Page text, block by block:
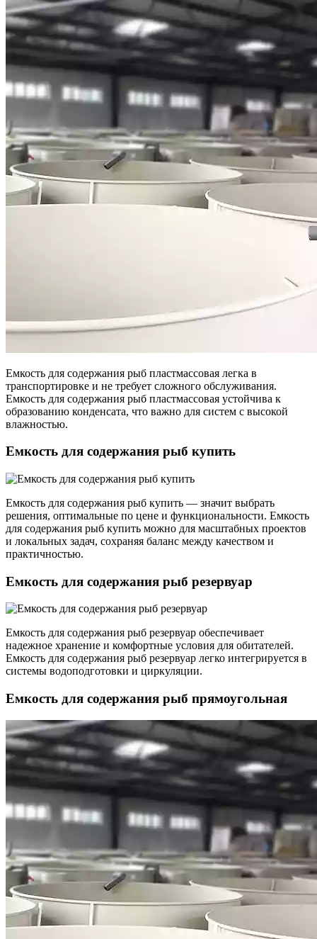
Емкость для содержания рыб пластмассовая легка в
транспортировке и не требует сложного обслуживания.
Емкость для содержания рыб пластмассовая устойчива к
образованию конденсата, что важно для систем с высокой
влажностью.
Емкость для содержания рыб купить
Емкость для содержания рыб купить — значит выбрать
решения, оптимальные по цене и функциональности. Емкость
для содержания рыб купить можно для масштабных проектов
и локальных задач, сохраняя баланс между качеством и
практичностью.
Емкость для содержания рыб резервуар
Емкость для содержания рыб резервуар обеспечивает
надежное хранение и комфортные условия для обитателей.
Емкость для содержания рыб резервуар легко интегрируется в
системы водоподготовки и циркуляции.
Емкость для содержания рыб прямоугольная